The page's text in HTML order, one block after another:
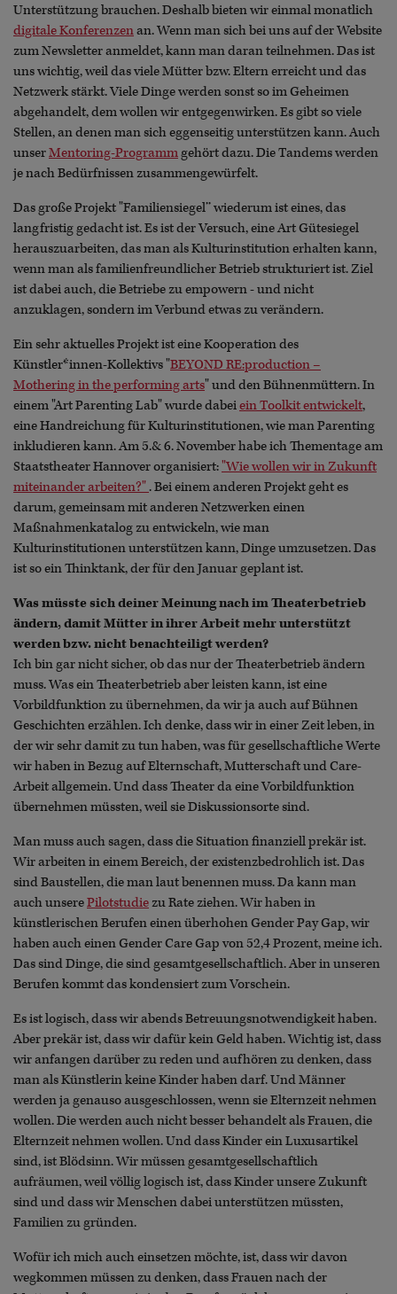
Unterstützung brauchen. Deshalb bieten wir einmal monatlich
digitale Konferenzenan. Wenn man sich bei uns auf der Website
zum Newsletter anmeldet, kann man daran teilnehmen. Das ist
uns wichtig, weil das viele Mütter bzw. Eltern erreicht und das
Netzwerk stärkt. Viele Dinge werden sonst so im Geheimen
abgehandelt, dem wollen wir entgegenwirken. Es gibt so viele
Stellen, an denen man sich eggenseitig unterstützen kann. Auch
unserMentoring-Programmgehört dazu. Die Tandems werden
je nach Bedürfnissen zusammengewürfelt.
Das große Projekt "Familiensiegel’’ wiederum ist eines, das
langfristig gedacht ist. Es ist der Versuch, eine Art Gütesiegel
herauszuarbeiten, das man als Kulturinstitution erhalten kann,
wenn man als familienfreundlicher Betrieb strukturiert ist. Ziel
ist dabei auch, die Betriebe zu empowern - und nicht
anzuklagen, sondern im Verbund etwas zu verändern.
Ein sehr aktuelles Projekt ist eine Kooperation des
Künstler*innen-Kollektivs "BEYOND RE:production –
Mothering in the performing arts" und den Bühnenmüttern. In
einem "Art Parenting Lab" wurde dabeiein Toolkit entwickelt,
eine Handreichung für Kulturinstitutionen, wie man Parenting
inkludieren kann. Am 5.& 6. November habe ich Thementage am
Staatstheater Hannover organisiert:"Wie wollen wir in Zukunft
miteinander arbeiten?" . Bei einem anderen Projekt geht es
darum, gemeinsam mit anderen Netzwerken einen
Maßnahmenkatalog zu entwickeln, wie man
Kulturinstitutionen unterstützen kann, Dinge umzusetzen. Das
ist so ein Thinktank, der für den Januar geplant ist.
Was müsste sich deiner Meinung nach im Theaterbetrieb
ändern, damit Mütter in ihrer Arbeit mehr unterstützt
werden bzw. nicht benachteiligt werden?
Ich bin gar nicht sicher, ob das nur der Theaterbetrieb ändern
muss. Was ein Theaterbetrieb aber leisten kann, ist eine
Vorbildfunktion zu übernehmen, da wir ja auch auf Bühnen
Geschichten erzählen. Ich denke, dass wir in einer Zeit leben, in
der wir sehr damit zu tun haben, was für gesellschaftliche Werte
wir haben in Bezug auf Elternschaft, Mutterschaft und Care-
Arbeit allgemein. Und dass Theater da eine Vorbildfunktion
übernehmen müssten, weil sie Diskussionsorte sind.
Man muss auch sagen, dass die Situation finanziell prekär ist.
Wir arbeiten in einem Bereich, der existenzbedrohlich ist. Das
sind Baustellen, die man laut benennen muss. Da kann man
auch unserePilotstudiezu Rate ziehen. Wir haben in
künstlerischen Berufen einen überhohen Gender Pay Gap, wir
haben auch einen Gender Care Gap von 52,4 Prozent, meine ich.
Das sind Dinge, die sind gesamtgesellschaftlich. Aber in unseren
Berufen kommt das kondensiert zum Vorschein.
Es ist logisch, dass wir abends Betreuungsnotwendigkeit haben.
Aber prekär ist, dass wir dafür kein Geld haben. Wichtig ist, dass
wir anfangen darüber zu reden und aufhören zu denken, dass
man als Künstlerin keine Kinder haben darf. Und Männer
werden ja genauso ausgeschlossen, wenn sie Elternzeit nehmen
wollen. Die werden auch nicht besser behandelt als Frauen, die
Elternzeit nehmen wollen. Und dass Kinder ein Luxusartikel
sind, ist Blödsinn. Wir müssen gesamtgesellschaftlich
aufräumen, weil völlig logisch ist, dass Kinder unsere Zukunft
sind und dass wir Menschen dabei unterstützen müssten,
Familien zu gründen.
Wofür ich mich auch einsetzen möchte, ist, dass wir davon
wegkommen müssen zu denken, dass Frauen nach der